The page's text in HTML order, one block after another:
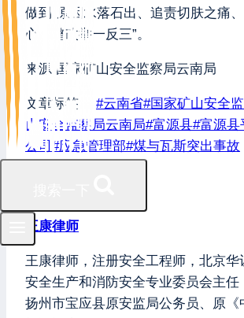
做到“原因水落石出、追责切肤之痛
心、整改举一反三”。
来源 国家矿山安全监察局云南局
文章标签： #云南省#国家矿山安全
山安全监察局云南局#富源县#富源县
公司 #应急管理部#煤与瓦斯突出事故
王康律师
王康律师，注册安全工程师，北京华
安全生产和消防安全专业委员会主任
扬州市宝应县原安监局公务员、原《